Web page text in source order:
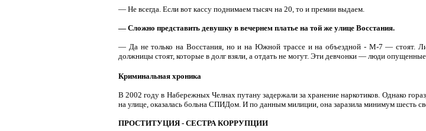
— Не всегда. Если вот кассу поднимаем тысяч на 20, то и премии выдаем.
— Сложно представить девушку в вечернем платье на той же улице Восстания.
— Да не только на Восстания, но и на Южной трассе и на объездной - М-7 — стоят.
должницы стоят, которые в долг взяли, а отдать не могут. Эти девчонки — люди
Криминальная хроника
В 2002 году в Набережных Челнах путану задержали за хранение наркотиков. Однако
на улице, оказалась больна СПИДом. И по данным милиции, она заразила минимум шесть
ПРОСТИТУЦИЯ - СЕСТРА КОРРУПЦИИ